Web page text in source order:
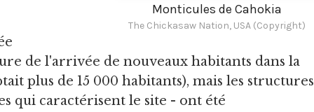
Monticules de Cahokia
The Chickasaw Nation, USA (Copyright)
de l'arrivée de nouveaux habitants dans la
plus de 15 000 habitants), mais les structures
qui caractérisent le site - ont été